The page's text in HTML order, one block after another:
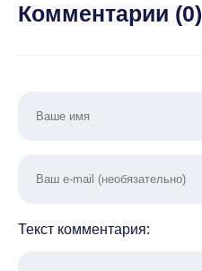
денег)
Комментарии (0)
Текст комментария: